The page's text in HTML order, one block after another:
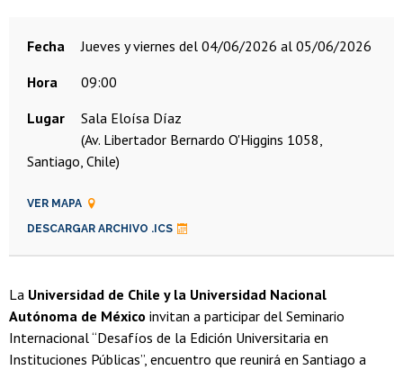
Fecha
jueves y viernes del 04/06/2026 al 05/06/2026
Hora
09:00
Lugar
Sala Eloísa Díaz
(Av. Libertador Bernardo O'Higgins 1058,
Santiago, Chile)
VER MAPA
DESCARGAR ARCHIVO .ICS
La Universidad de Chile y la Universidad Nacional
Autónoma de México invitan a participar del Seminario
Internacional “Desafíos de la Edición Universitaria en
Instituciones Públicas”, encuentro que reunirá en Santiago a